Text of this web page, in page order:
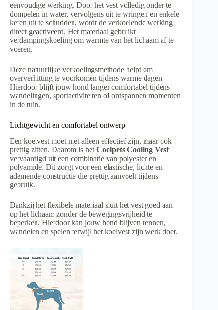
eenvoudige werking. Door het vest volledig onder te
dompelen in water, vervolgens uit te wringen en enkele
keren uit te schudden, wordt de verkoelende werking
direct geactiveerd. Het materiaal gebruikt
verdampingskoeling om warmte van het lichaam af te
voeren.
Deze natuurlijke verkoelingsmethode helpt om
oververhitting te voorkomen tijdens warme dagen.
Hierdoor blijft jouw hond langer comfortabel tijdens
wandelingen, sportactiviteiten of ontspannen momenten
in de tuin.
Lichtgewicht en comfortabel ontwerp
Een koelvest moet niet alleen effectief zijn, maar ook
prettig zitten. Daarom is het Coolpets Cooling Vest
vervaardigd uit een combinatie van polyester en
polyamide. Dit zorgt voor een elastische, lichte en
ademende constructie die prettig aanvoelt tijdens
gebruik.
Dankzij het flexibele materiaal sluit het vest goed aan
op het lichaam zonder de bewegingsvrijheid te
beperken. Hierdoor kan jouw hond blijven rennen,
wandelen en spelen terwijl het koelvest zijn werk doet.